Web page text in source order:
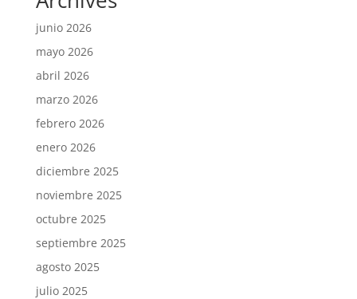
junio 2026
mayo 2026
abril 2026
marzo 2026
febrero 2026
enero 2026
diciembre 2025
noviembre 2025
octubre 2025
septiembre 2025
agosto 2025
julio 2025